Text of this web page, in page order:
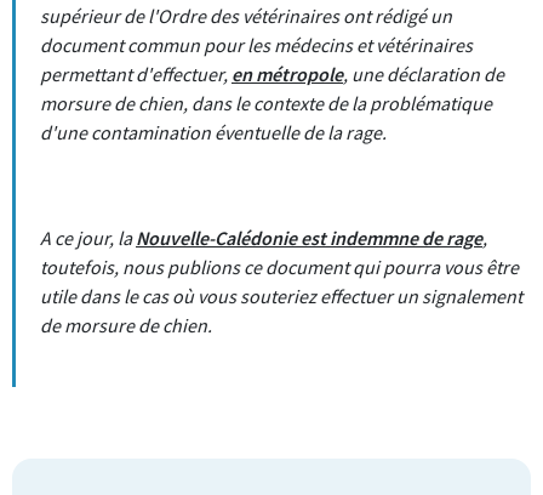
supérieur de l'Ordre des vétérinaires ont rédigé un
document commun pour les médecins et vétérinaires
permettant d'effectuer, en métropole, une déclaration de
morsure de chien, dans le contexte de la problématique
d'une contamination éventuelle de la rage.
A ce jour, laNouvelle-Calédonie est indemmne de rage,
toutefois, nous publions ce document qui pourra vous être
utile dans le cas où vous souteriez effectuer un signalement
de morsure de chien.